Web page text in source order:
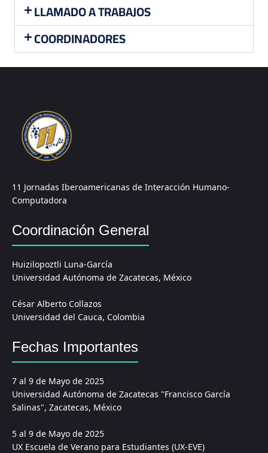
LLAMADO A TRABAJOS
COORDINADORES
11 Jornadas Iberoamericanas de Interacción Humano-
Computadora
Coordinación General
Huizilopoztli Luna-García
Universidad Autónoma de Zacatecas, México
César Alberto Collazos
Universidad del Cauca, Colombia
Fechas Importantes
7 al 9 de Mayo de 2025
Universidad Autónoma de Zacatecas "Francisco García
Salinas", Zacatecas, México
5 al 9 de Mayo de 2025
UX Escuela de Verano para Estudiantes (UX-EVE)